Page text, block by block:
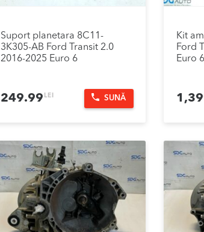
Suport planetara 8C11-
3K305-AB Ford Transit 2.0
2016-2025 Euro 6
249.99 LEI SUNĂ
Kit
Ford
Euro 6